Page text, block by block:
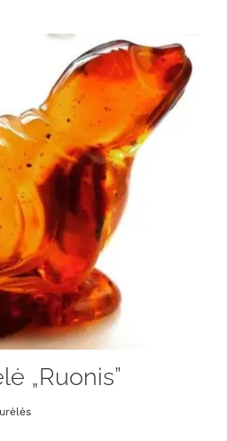
„Ruonis”